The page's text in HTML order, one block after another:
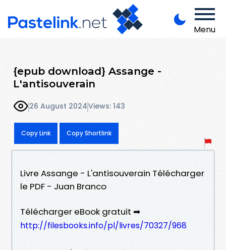
Menu
{epub download} Assange -
L'antisouverain
26 August 2024Views: 143
Copy Link Copy Shortlink
Livre Assange - L'antisouverain Télécharger
le PDF - Juan Branco
Télécharger eBook gratuit ➡
http://filesbooks.info/pl/livres/70327/968